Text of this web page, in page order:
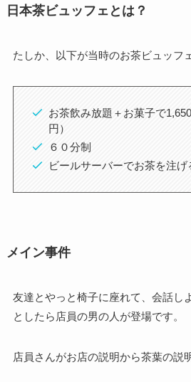
日本茶ビュッフェとは？
たしか、以下が当時のお茶ビュッフ
お茶飲み放題＋お菓子で
円）
６０分制
ビールサーバーでお茶を注げ
メイン事件
友達とやっと椅子に座れて、会話し
としたら店員の男の人が登場です。
店員さんがお店の説明から茶葉の説